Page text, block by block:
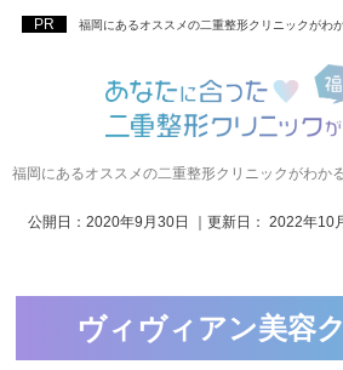
福岡にあるオススメの二重整形クリニックが
福岡にあるオススメの二重整形クリニックがわ
公開日：2020年9月30日 ｜更新日：2022年10
ヴィヴィアン美容